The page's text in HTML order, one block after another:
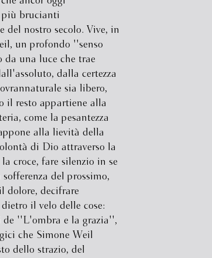
più brucianti
del nostro secolo. Vive, in
un profondo ''senso
una luce che trae
dalla certezza
sia libero,
il resto appartiene alla
come la pesantezza
alla lievità della
di Dio attraverso la
la croce, fare silenzio in se
del prossimo,
dolore, decifrare
il velo delle cose:
de ''L'ombra e la grazia'',
che Simone Weil
dello strazio, del